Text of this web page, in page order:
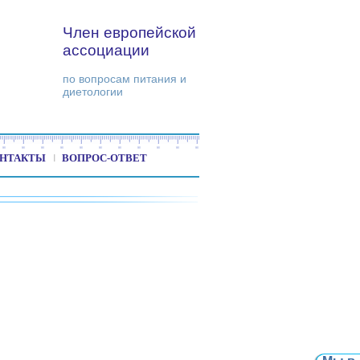
Член европейской
ассоциации
по вопросам питания и
диетологии
ВОПРОС-ОТВЕТ